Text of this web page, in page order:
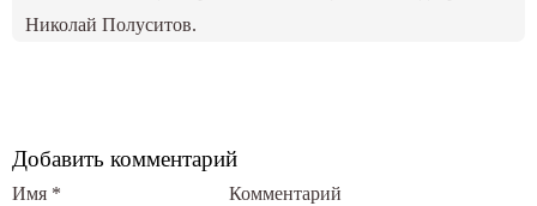
Николай Полуситов.
Добавить комментарий
Комментарий
Имя *